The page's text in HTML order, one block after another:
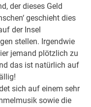
der dieses Geld
geschieht dies
der Insel
stellen. Irgendwie
jemand plötzlich zu
das ist natürlich auf
sich auf einem sehr
sowie die